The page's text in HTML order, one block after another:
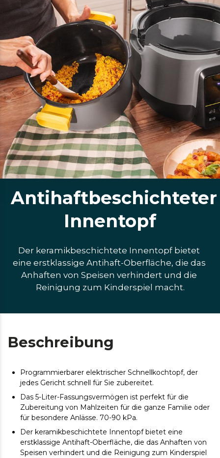
Antihaftbeschichteter
Innentopf
Der keramikbeschichtete Innentopf bietet
eine erstklassige Antihaft-Oberfläche, die das
Anhaften von Speisen verhindert und die
Reinigung zum Kinderspiel macht.
Beschreibung
Programmierbarer elektrischer Schnellkochtopf, der
jedes Gericht schnell für Sie zubereitet.
Das 5-Liter-Fassungsvermögen ist perfekt für die
Zubereitung von Mahlzeiten für die ganze Familie oder
für besondere Anlässe. 70-90 kPa.
Der keramikbeschichtete Innentopf bietet eine
erstklassige Antihaft-Oberfläche, die das Anhaften von
Speisen verhindert und die Reinigung zum Kinderspiel